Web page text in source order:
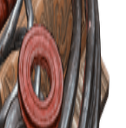
do wytwarzania.
2025